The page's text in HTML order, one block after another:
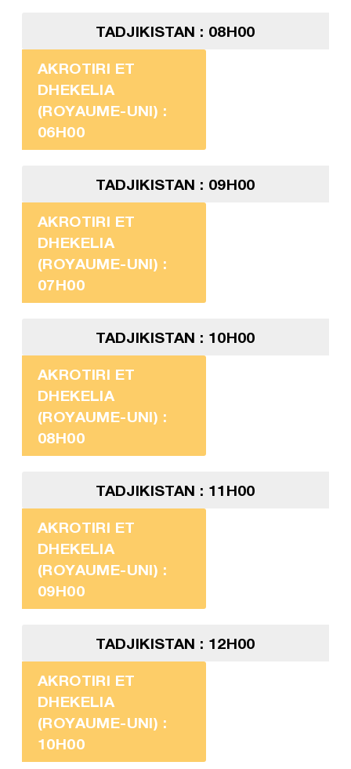
TADJIKISTAN : 08H00
AKROTIRI ET
DHEKELIA
(ROYAUME-UNI) :
06H00
TADJIKISTAN : 09H00
AKROTIRI ET
DHEKELIA
(ROYAUME-UNI) :
07H00
TADJIKISTAN : 10H00
AKROTIRI ET
DHEKELIA
(ROYAUME-UNI) :
08H00
TADJIKISTAN : 11H00
AKROTIRI ET
DHEKELIA
(ROYAUME-UNI) :
09H00
TADJIKISTAN : 12H00
AKROTIRI ET
DHEKELIA
(ROYAUME-UNI) :
10H00